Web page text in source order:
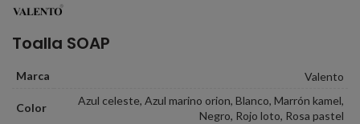
Toalla SOAP
Marca Valento
Color
Azul celeste, Azul marino orion, Blanco, Marrón kamel,
Negro, Rojo loto, Rosa pastel